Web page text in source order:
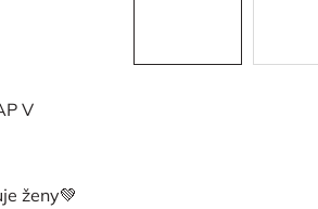
V
ženy💚